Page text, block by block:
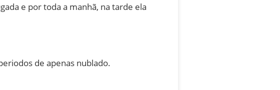
e por toda a manhã, na tarde ela
de apenas nublado.